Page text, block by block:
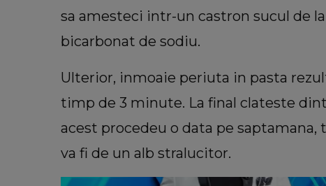
sa amesteci intr-un castron sucul de
bicarbonat de sodiu.
Ulterior, inmoaie periuta in pasta
timp de 3 minute. La final clateste
acest procedeu o data pe saptamana,
va fi de un alb stralucitor.
INFORMATIILE ZILEI
Sora lui Mario Berinde,
cutremurătoare despre decesul
său. Ce spune tânăra despre
în care adolescentul și-a pierdut
“Nu a fost față în față.”